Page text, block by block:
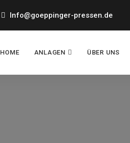
Info@goeppinger-pressen.de
HOME ANLAGEN ÜBER UNS